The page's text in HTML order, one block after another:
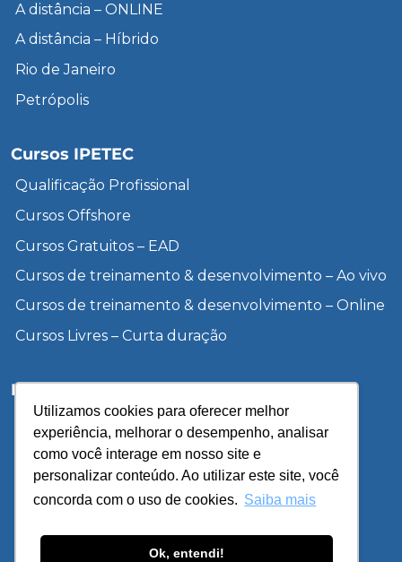
Utilizamos cookies para oferecer melhor
experiência, melhorar o desempenho, analisar
como você interage em nosso site e
personalizar conteúdo. Ao utilizar este site, você
concorda com o uso de cookies. Saiba mais
Ok, entendi!
A distância – ONLINE
A distância – Híbrido
Rio de Janeiro
Petrópolis
Cursos IPETEC
Qualificação Profissional
Cursos Offshore
Cursos Gratuitos – EAD
Cursos de treinamento & desenvolvimento – Ao vivo
Cursos de treinamento & desenvolvimento – Online
Cursos Livres – Curta duração
Institucional
Inscreva-se
Sobre a UCP
Unidades
Política de Privacidade